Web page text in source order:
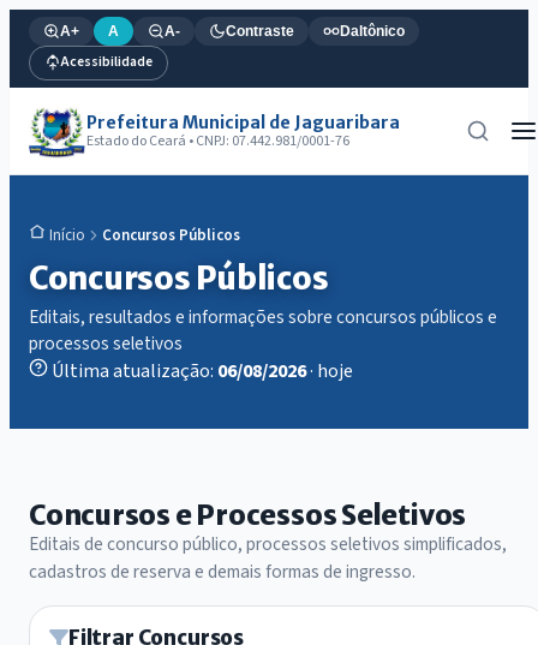
A+ A A- Contraste Daltônico
Acessibilidade
Prefeitura Municipal de Jaguaribara
Estado do Ceará • CNPJ: 07.442.981/0001-76
Início Concursos Públicos
Concursos Públicos
Editais, resultados e informações sobre concursos públicos e
processos seletivos
Última atualização: 06/08/2026· hoje
Concursos e Processos Seletivos
Editais de concurso público, processos seletivos simplificados,
cadastros de reserva e demais formas de ingresso.
Filtrar Concursos